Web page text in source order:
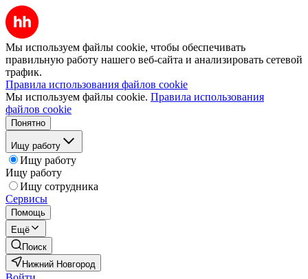
Мы используем файлы cookie, чтобы обеспечивать
правильную работу нашего веб-сайта и анализировать сетевой
трафик.
Правила использования файлов cookie
Мы используем файлы cookie. Правила использования
файлов cookie
Понятно
Ищу работу
Ищу работу
Ищу работу
Ищу сотрудника
Сервисы
Помощь
Ещё
Поиск
Нижний Новгород